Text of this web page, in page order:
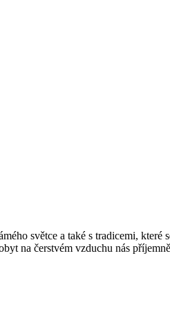
světce a také s tradicemi, které
na čerstvém vzduchu nás